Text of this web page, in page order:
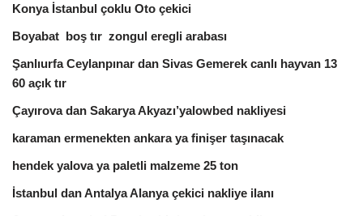
Konya İstanbul çoklu Oto çekici
Boyabat boş tır zongul eregli arabası
Şanlıurfa Ceylanpınar dan Sivas Gemerek canlı hayvan 13
60 açık tır
Çayırova dan Sakarya Akyazı’yalowbed nakliyesi
karaman ermenekten ankara ya finişer taşınacak
hendek yalova ya paletli malzeme 25 ton
İstanbul dan Antalya Alanya çekici nakliye ilanı